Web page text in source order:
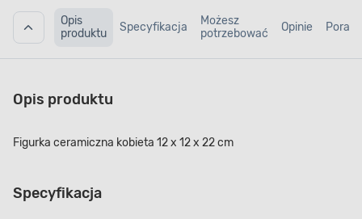
Opis
produktu
Specyfikacja
Możesz
potrzebować
Opinie Porady
Opis produktu
Figurka ceramiczna kobieta 12 x 12 x 22 cm
Specyfikacja